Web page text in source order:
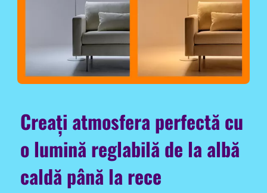
Creați atmosfera perfectă cu
o lumină reglabilă de la albă
caldă până la rece